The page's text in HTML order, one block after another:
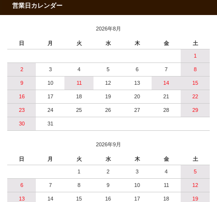
営業日カレンダー
2026年8月
日 月 火 水 木 金 土
1
2 3 4 5 6 7 8
9 10 11 12 13 14 15
16 17 18 19 20 21 22
23 24 25 26 27 28 29
30 31
2026年9月
日 月 火 水 木 金 土
1 2 3 4 5
6 7 8 9 10 11 12
13 14 15 16 17 18 19